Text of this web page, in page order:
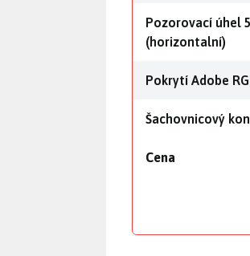
Pozorovací úhel
(horizontalní)
Pokrytí Adobe
Šachovnicový
Cena